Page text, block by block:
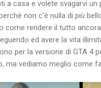
a casa e volete svagarvi
non c'è nulla di più
come rendere il tutto
ed avere la vita
per la versione di GTA 4
ma vediamo meglio come